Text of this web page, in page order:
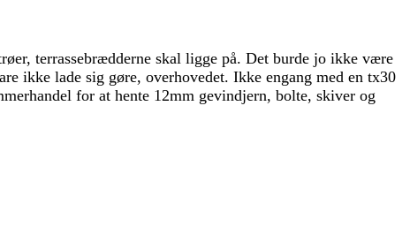
terrassebrædderne skal ligge på. Det burde jo ikke være
ikke lade sig gøre, overhovedet. Ikke engang med en tx30
for at hente 12mm gevindjern, bolte, skiver og